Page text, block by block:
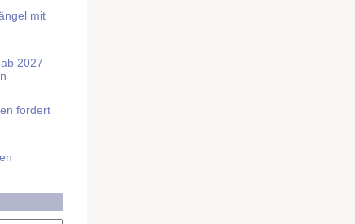
mit
2027
fordert